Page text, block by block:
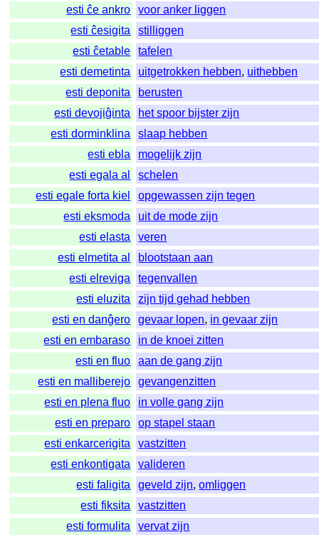
esti ĉe ankro
voor anker liggen
esti ĉesigita
stilliggen
esti ĉetable
tafelen
esti demetinta
uitgetrokken hebben, uithebben
esti deponita
berusten
esti devojiĝinta
het spoor bijster zijn
esti dorminklina
slaap hebben
esti ebla
mogelijk zijn
esti egala al
schelen
esti egale forta kiel
opgewassen zijn tegen
esti eksmoda
uit de mode zijn
esti elasta
veren
esti elmetita al
blootstaan aan
esti elreviga
tegenvallen
esti eluzita
zijn tijd gehad hebben
esti en danĝero
gevaar lopen, in gevaar zijn
esti en embaraso
in de knoei zitten
esti en fluo
aan de gang zijn
esti en malliberejo
gevangenzitten
esti en plena fluo
in volle gang zijn
esti en preparo
op stapel staan
esti enkarcerigita
vastzitten
esti enkontigata
valideren
esti faligita
geveld zijn,omliggen
esti fiksita
vastzitten
esti formulita
vervat zijn